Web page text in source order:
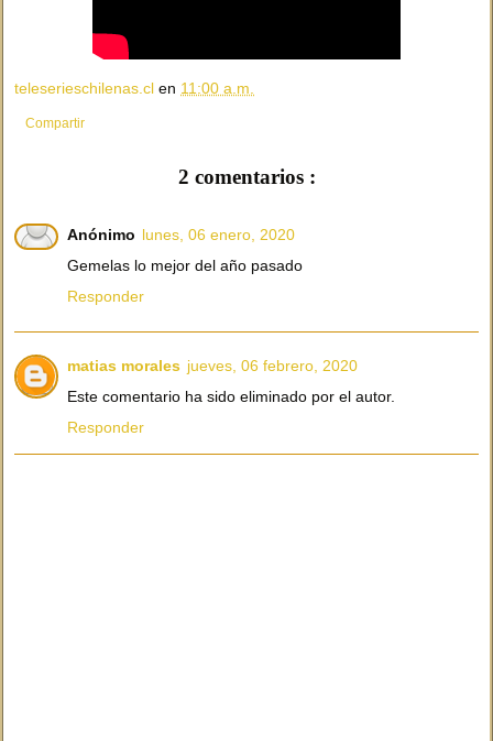
teleserieschilenas.cl en 11:00 a.m.
Compartir
2 comentarios :
Anónimo lunes, 06 enero, 2020
Gemelas lo mejor del año pasado
Responder
matias morales jueves, 06 febrero, 2020
Este comentario ha sido eliminado por el autor.
Responder